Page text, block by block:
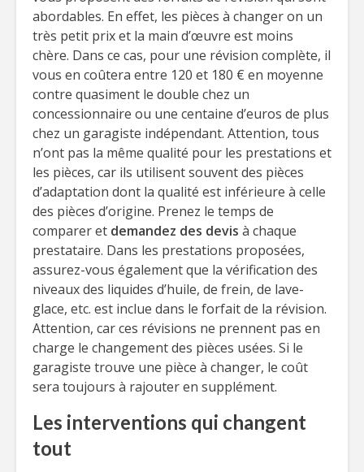
abordables. En effet, les pièces à changer on un
très petit prix et la main d’œuvre est moins
chère. Dans ce cas, pour une révision complète, il
vous en coûtera entre 120 et 180 € en moyenne
contre quasiment le double chez un
concessionnaire ou une centaine d’euros de plus
chez un garagiste indépendant. Attention, tous
n’ont pas la même qualité pour les prestations et
les pièces, car ils utilisent souvent des pièces
d’adaptation dont la qualité est inférieure à celle
des pièces d’origine. Prenez le temps de
comparer et demandez des devis à chaque
prestataire. Dans les prestations proposées,
assurez-vous également que la vérification des
niveaux des liquides d’huile, de frein, de lave-
glace, etc. est inclue dans le forfait de la révision.
Attention, car ces révisions ne prennent pas en
charge le changement des pièces usées. Si le
garagiste trouve une pièce à changer, le coût
sera toujours à rajouter en supplément.
Les interventions qui changent
tout